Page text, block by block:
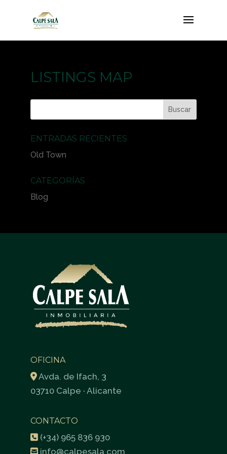
LISTINGS MAP
ENTRADAS RECIENTES
Old Town
CATEGORÍAS
Blog
OFICINA
Avda. de Ifach, 3
03710 Calpe · Alicante
CONTACTO
(+34) 965 836 930
info@calpesala.com